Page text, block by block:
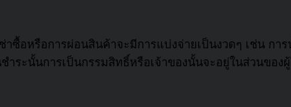
ซื้อหรือการผ่อนสินค้าจะมีการแบ่งจ่ายเป็นงวดๆ เช่น กา
ระนั้นการเป็นกรรมสิทธิ์หรือเจ้าของนั้นจะอยู่ในส่วนขอ